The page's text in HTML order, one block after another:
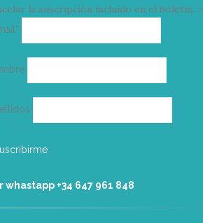
la suscripción incluido en el boletín. >
electrónico
whastapp +34 ‭647 961 848‬